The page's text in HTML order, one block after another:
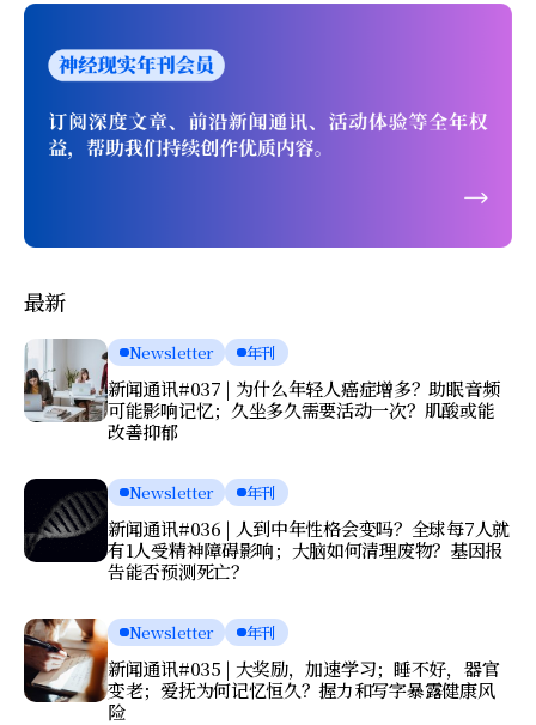
最新
Newsletter 年刊
新闻通讯#037 | 为什么年轻人癌症增多？助眠音频
可能影响记忆；久坐多久需要活动一次？肌酸或能
改善抑郁
Newsletter 年刊
新闻通讯#036 | 人到中年性格会变吗？全球每7人就
有1人受精神障碍影响；大脑如何清理废物？基因报
告能否预测死亡？
Newsletter 年刊
新闻通讯#035 | 大奖励，加速学习；睡不好，器官
变老；爱抚为何记忆恒久？握力和写字暴露健康风
险